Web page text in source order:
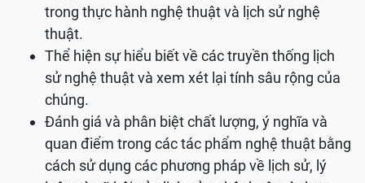
trong thực hành nghệ thuật và lịch sử nghệ
thuật.
Thể hiện sự hiểu biết về các truyền thống lịch
sử nghệ thuật và xem xét lại tính sâu rộng của
chúng.
Đánh giá và phân biệt chất lượng, ý nghĩa và
quan điểm trong các tác phẩm nghệ thuật bằng
cách sử dụng các phương pháp về lịch sử, lý